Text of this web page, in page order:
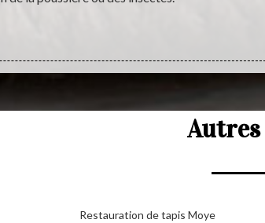
Autres
Restauration de tapis Moye